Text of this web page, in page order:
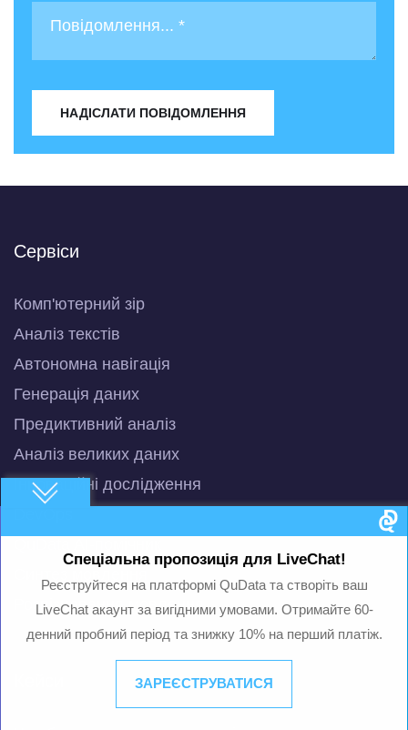
Спеціальна пропозиція для LiveChat!
Реєструйтеся на платформі QuData та створіть ваш
LiveChat акаунт за вигідними умовами. Отримайте 60-
денний пробний період та знижку 10% на перший платіж.
ЗАРЕЄСТРУВАТИСЯ
НАДІСЛАТИ ПОВІДОМЛЕННЯ
Сервіси
Комп'ютерний зір
Аналіз текстів
Автономна навігація
Генерація даних
Предиктивний аналіз
Аналіз великих даних
Інноваційні дослідження
Розпізнавання мовлення